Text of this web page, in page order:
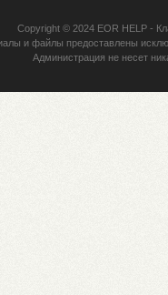
Copyright © 2024 EOR HELP-
и файлы предоставлены
Администрация не несет